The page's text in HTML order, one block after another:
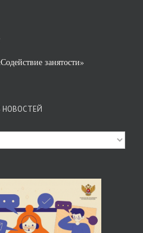
занятости»
НОВОСТЕЙ